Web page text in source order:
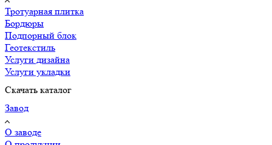
Тротуарная плитка
Бордюры
Подпорный блок
Геотекстиль
Услуги дизайна
Услуги укладки
Скачать каталог
Завод
О заводе